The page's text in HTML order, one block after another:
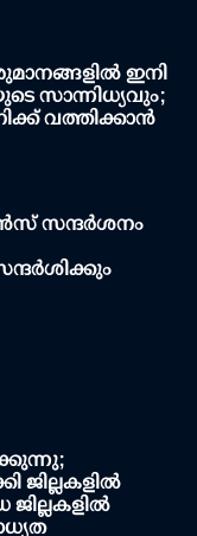
ഇനി
സാന്നിധ്യവും;
വത്തിക്കാൻ
സന്ദർശനം
ജില്ലകളിൽ
ജില്ലകളിൽ